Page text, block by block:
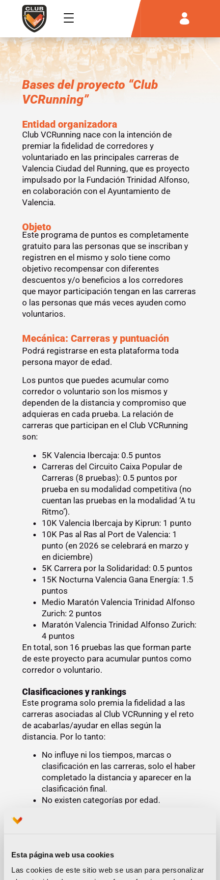
Esta página web usa cookies
Las cookies de este sitio web se usan para personalizar
Bases del proyecto “Club
VCRunning”
Entidad organizadora
Club VCRunning nace con la intención de
premiar la fidelidad de corredores y
voluntariado en las principales carreras de
Valencia Ciudad del Running, que es proyecto
impulsado por la Fundación Trinidad Alfonso,
en colaboración con el Ayuntamiento de
Valencia.
Objeto
Este programa de puntos es completamente
gratuito para las personas que se inscriban y
registren en el mismo y solo tiene como
objetivo recompensar con diferentes
descuentos y/o beneficios a los corredores
que mayor participación tengan en las carreras
o las personas que más veces ayuden como
voluntarios.
Mecánica: Carreras y puntuación
Podrá registrarse en esta plataforma toda
persona mayor de edad.
Los puntos que puedes acumular como
corredor o voluntario son los mismos y
dependen de la distancia y compromiso que
adquieras en cada prueba. La relación de
carreras que participan en el Club VCRunning
son:
5K Valencia Ibercaja: 0.5 puntos
Carreras del Circuito Caixa Popular de
Carreras (8 pruebas): 0.5 puntos por
prueba en su modalidad competitiva (no
cuentan las pruebas en la modalidad ‘A tu
Ritmo’).
10K Valencia Ibercaja by Kiprun: 1 punto
10K Pas al Ras al Port de Valencia: 1
punto (en 2026 se celebrará en marzo y
en diciembre)
5K Carrera por la Solidaridad: 0.5 puntos
15K Nocturna Valencia Gana Energía: 1.5
puntos
Medio Maratón Valencia Trinidad Alfonso
Zurich: 2 puntos
Maratón Valencia Trinidad Alfonso Zurich:
4 puntos
En total, son 16 pruebas las que forman parte
de este proyecto para acumular puntos como
corredor o voluntario.
Clasificaciones y rankings
Este programa solo premia la fidelidad a las
carreras asociadas al Club VCRunning y el reto
de acabarlas/ayudar en ellas según la
distancia. Por lo tanto:
No influye ni los tiempos, marcas o
clasificación en las carreras, solo el haber
completado la distancia y aparecer en la
clasificación final.
No existen categorías por edad.
esta sección. Se puede autorizar
marcando la casilla correspondiente al